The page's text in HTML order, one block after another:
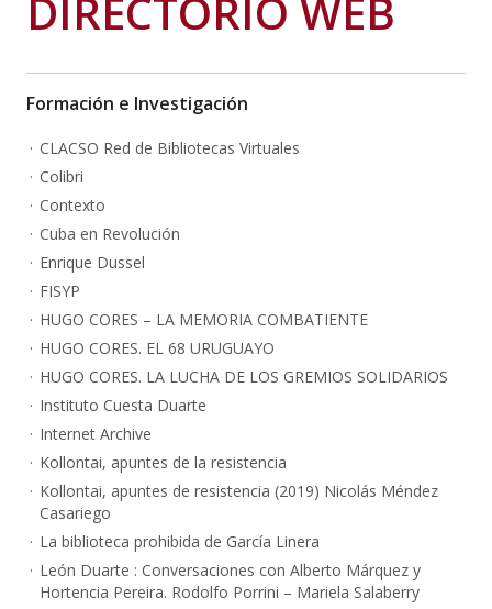
DIRECTORIO WEB
Formación e Investigación
CLACSO Red de Bibliotecas Virtuales
Colibri
Contexto
Cuba en Revolución
Enrique Dussel
FISYP
HUGO CORES – LA MEMORIA COMBATIENTE
HUGO CORES. EL 68 URUGUAYO
HUGO CORES. LA LUCHA DE LOS GREMIOS SOLIDARIOS
Instituto Cuesta Duarte
Internet Archive
Kollontai, apuntes de la resistencia
Kollontai, apuntes de resistencia (2019) Nicolás Méndez
Casariego
La biblioteca prohibida de García Linera
León Duarte : Conversaciones con Alberto Márquez y
Hortencia Pereira. Rodolfo Porrini – Mariela Salaberry